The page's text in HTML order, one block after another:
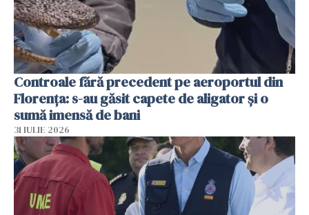
Controale fără precedent pe aeroportul din
Florența: s-au găsit capete de aligator și o
sumă imensă de bani
31 IULIE 2026